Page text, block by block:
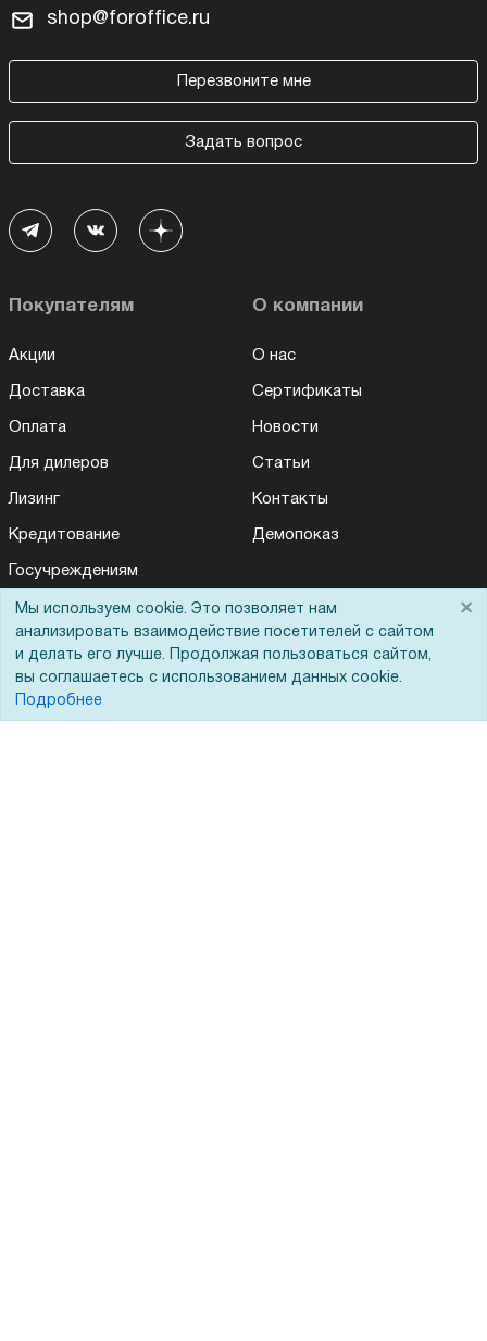
shop@foroffice.ru
Перезвоните мне
Задать вопрос
Покупателям
Акции
Доставка
Оплата
Для дилеров
Лизинг
Кредитование
Госучреждениям
Тендеры
ЭДО
О компании
О нас
Сертификаты
Новости
Статьи
Контакты
Демопоказ
Мы используем cookie. Это позволяет нам
анализировать взаимодействие посетителей с сайтом
и делать его лучше. Продолжая пользоваться сайтом,
вы соглашаетесь с использованием данных cookie.
Подробнее
×